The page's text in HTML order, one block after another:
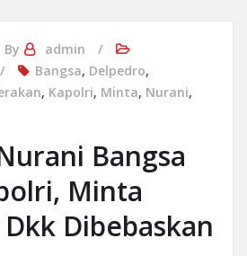
By
admin
Bangsa, Delpedro,
, Kapolri, Minta, Nurani,
Bangsa
Minta
Dibebaskan